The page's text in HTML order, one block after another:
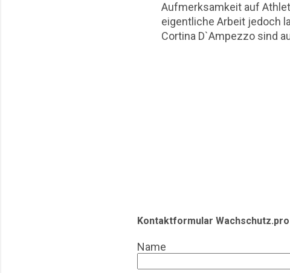
Aufmerksamkeit auf
eigentliche Arbeit jedoch
Cortina D`Ampezzo sind
Kontaktformular Wachschutz.pro
Name